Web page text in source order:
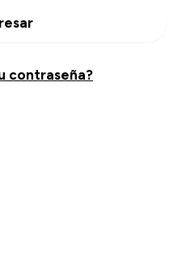
contraseña?